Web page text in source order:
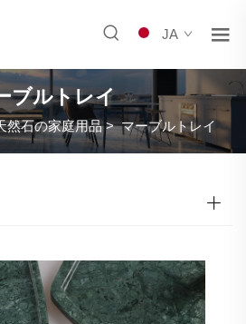
JA
ブルトレイ
然石の家庭用品>マーブルトレイ